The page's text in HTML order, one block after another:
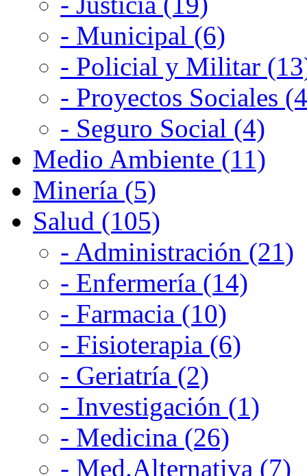
- Municipal (6)
- Policial y Militar
- Proyectos Sociales
- Seguro Social (4)
Medio Ambiente (11)
Minería (5)
Salud (105)
- Administración (21)
- Enfermería (14)
- Farmacia (10)
- Fisioterapia (6)
- Geriatría (2)
- Investigación (1)
- Medicina (26)
- Med.Alternativa (7)